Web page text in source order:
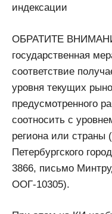
индексации
ОБРАТИТЕ
государственная
соответствие
уровня текущих
предусмотренного
соотносить с
региона или страны
Петербургского
3866, письмо
ООГ-10305).